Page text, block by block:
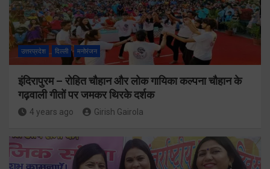
उत्तरप्रदेश दिल्ली मनोरंजन
इंदिरापुरम – रोहित चौहान और लोक गायिका कल्पना चौहान के
गढ़वाली गीतों पर जमकर थिरके दर्शक
4 years ago Girish Gairola